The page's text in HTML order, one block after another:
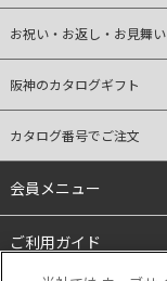
お祝い・お返し・お見舞い
阪神のカタログギフト
カタログ番号でご注文
会員メニュー
ご利用ガイド